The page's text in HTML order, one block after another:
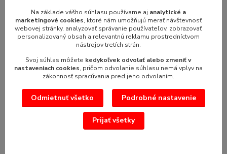
Parametre
Tovar zaradený v kategóriách
Na základe vášho súhlasu používame aj analytické a
marketingové cookies, ktoré nám umožňujú merať návštevnosť
webovej stránky, analyzovať správanie používateľov, zobrazovať
personalizovaný obsah a relevantnú reklamu prostredníctvom
nástrojov tretích strán.
Svoj súhlas môžete kedykoľvek odvolať alebo zmeniť v
nastaveniach cookies, pričom odvolanie súhlasu nemá vplyv na
zákonnosť spracúvania pred jeho odvolaním.
Odmietnuť všetko Podrobné nastavenie
Prijať všetky